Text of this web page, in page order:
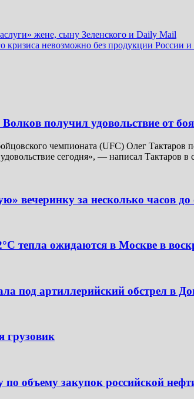
жене, сыну Зеленского и Daily Mail
кризиса невозможно без продукции России
получил удовольствие от
чемпионата (UFC) Олег Тактаров
сегодня», — написал Тактаров
вечеринку за несколько часов до
тепла ожидаются в Москве в
под артиллерийский обстрел в
грузовик
объему закупок российской